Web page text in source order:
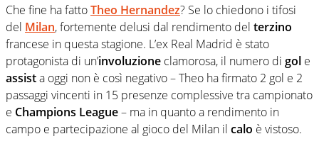
Che fine ha fattoTheo Hernandez? Se lo chiedono i tifosi
del Milan, fortemente delusi dal rendimento del terzino
francese in questa stagione. L’ex Real Madrid è stato
protagonista di un’involuzione clamorosa, il numero di gol e
assista oggi non è così negativo – Theo ha firmato 2 gol e 2
passaggi vincenti in 15 presenze complessive tra campionato
e Champions League– ma in quanto a rendimento in
campo e partecipazione al gioco del Milan il calo è vistoso.